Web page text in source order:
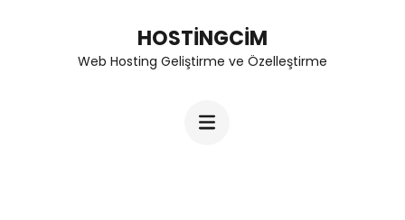
HOSTINGCIM
Web Hosting Geliştirme ve Özelleştirme